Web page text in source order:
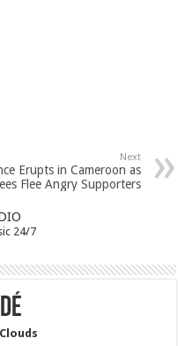
Next
Erupts in Cameroon as
Flee Angry Supporters
24/7